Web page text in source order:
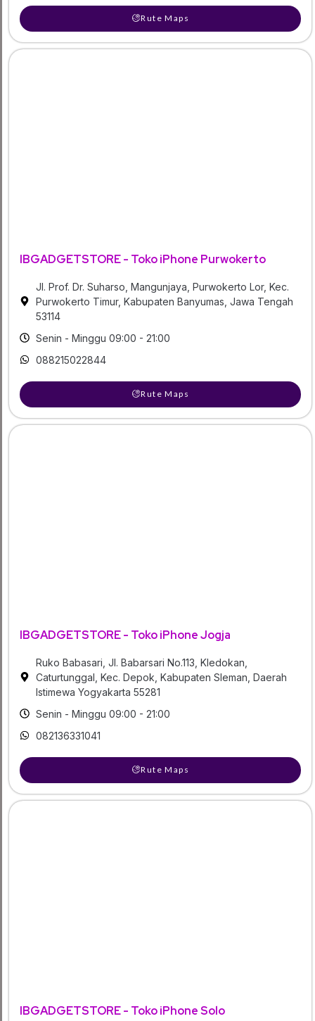
Rute Maps
IBGADGETSTORE - Toko iPhone Purwokerto
Jl. Prof. Dr. Suharso, Mangunjaya, Purwokerto Lor, Kec.
Purwokerto Timur, Kabupaten Banyumas, Jawa Tengah
53114
Senin - Minggu 09:00 - 21:00
088215022844
Rute Maps
IBGADGETSTORE - Toko iPhone Jogja
Ruko Babasari, Jl. Babarsari No.113, Kledokan,
Caturtunggal, Kec. Depok, Kabupaten Sleman, Daerah
Istimewa Yogyakarta 55281
Senin - Minggu 09:00 - 21:00
082136331041
Rute Maps
IBGADGETSTORE - Toko iPhone Solo